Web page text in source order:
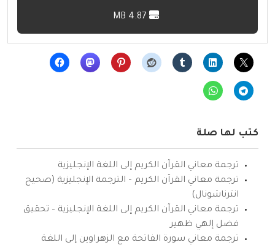
كتب لها صلة
ترجمة معاني القرآن الكريم إلى اللغة الإنجليزية
ترجمة معاني القرآن الكريم – الترجمة الإنجليزية (صحيح
انترناشونال)
ترجمة معاني القرآن الكريم إلى اللغة الإنجليزية – تحقيق
فضل إلهي ظهير
ترجمة معاني سورة الفاتحة مع الزهراوين إلى اللغة